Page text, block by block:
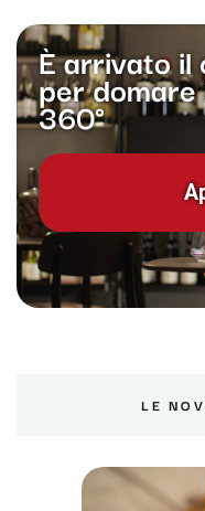
È arrivato il
per
360°
LE